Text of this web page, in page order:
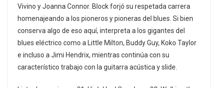
Vivino y Joanna Connor. Block forjó su respetada carrera
homenajeando a los pioneros y pioneras del blues. Si bien
conserva algo de eso aquí, interpreta a los gigantes del
blues eléctrico como a Little Milton, Buddy Guy, Koko Taylor
e incluso a Jimi Hendrix, mientras continúa con su
característico trabajo con la guitarra acústica y slide.